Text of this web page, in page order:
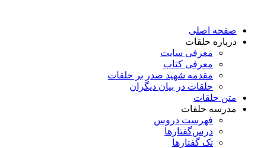
محتوا
صفحه اصلی
درباره حلقات
معرفی سایت
معرفی کتاب
مقدمه شهید صدر بر حلقات
حلقات در بیان دیگران
متن حلقات
مدرسه حلقات
فهرست دروس
درس‌گفتار‌ها
تک گفتارها